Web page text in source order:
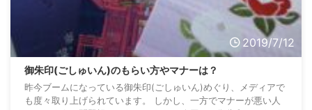
2019/7/12
御朱印(ごしゅいん)のもらい方やマナーは？
昨今ブームになっている御朱印(ごしゅいん)めぐり、メディアで
も度々取り上げられています。 しかし、一方でマナーが悪い人